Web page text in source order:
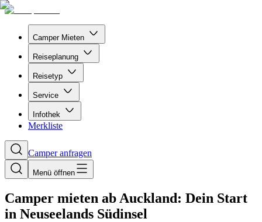
Camper Mieten
Reiseplanung
Reisetyp
Service
Infothek
Merkliste
Camper anfragen
Menü öffnen
Camper mieten ab Auckland: Dein Start
in Neuseelands Südinsel